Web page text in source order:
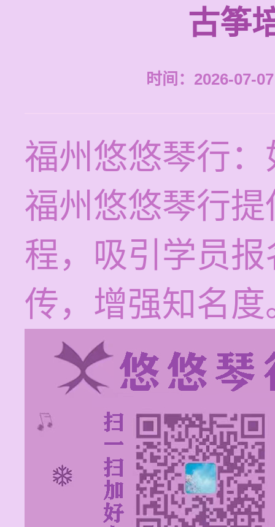
古筝
时间：2026-07-
福州悠悠琴行
福州悠悠琴行
程，吸引学员
传，增强知名度